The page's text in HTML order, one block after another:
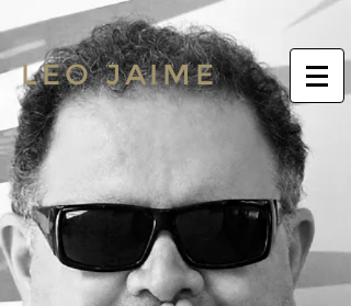
LEO JAIME